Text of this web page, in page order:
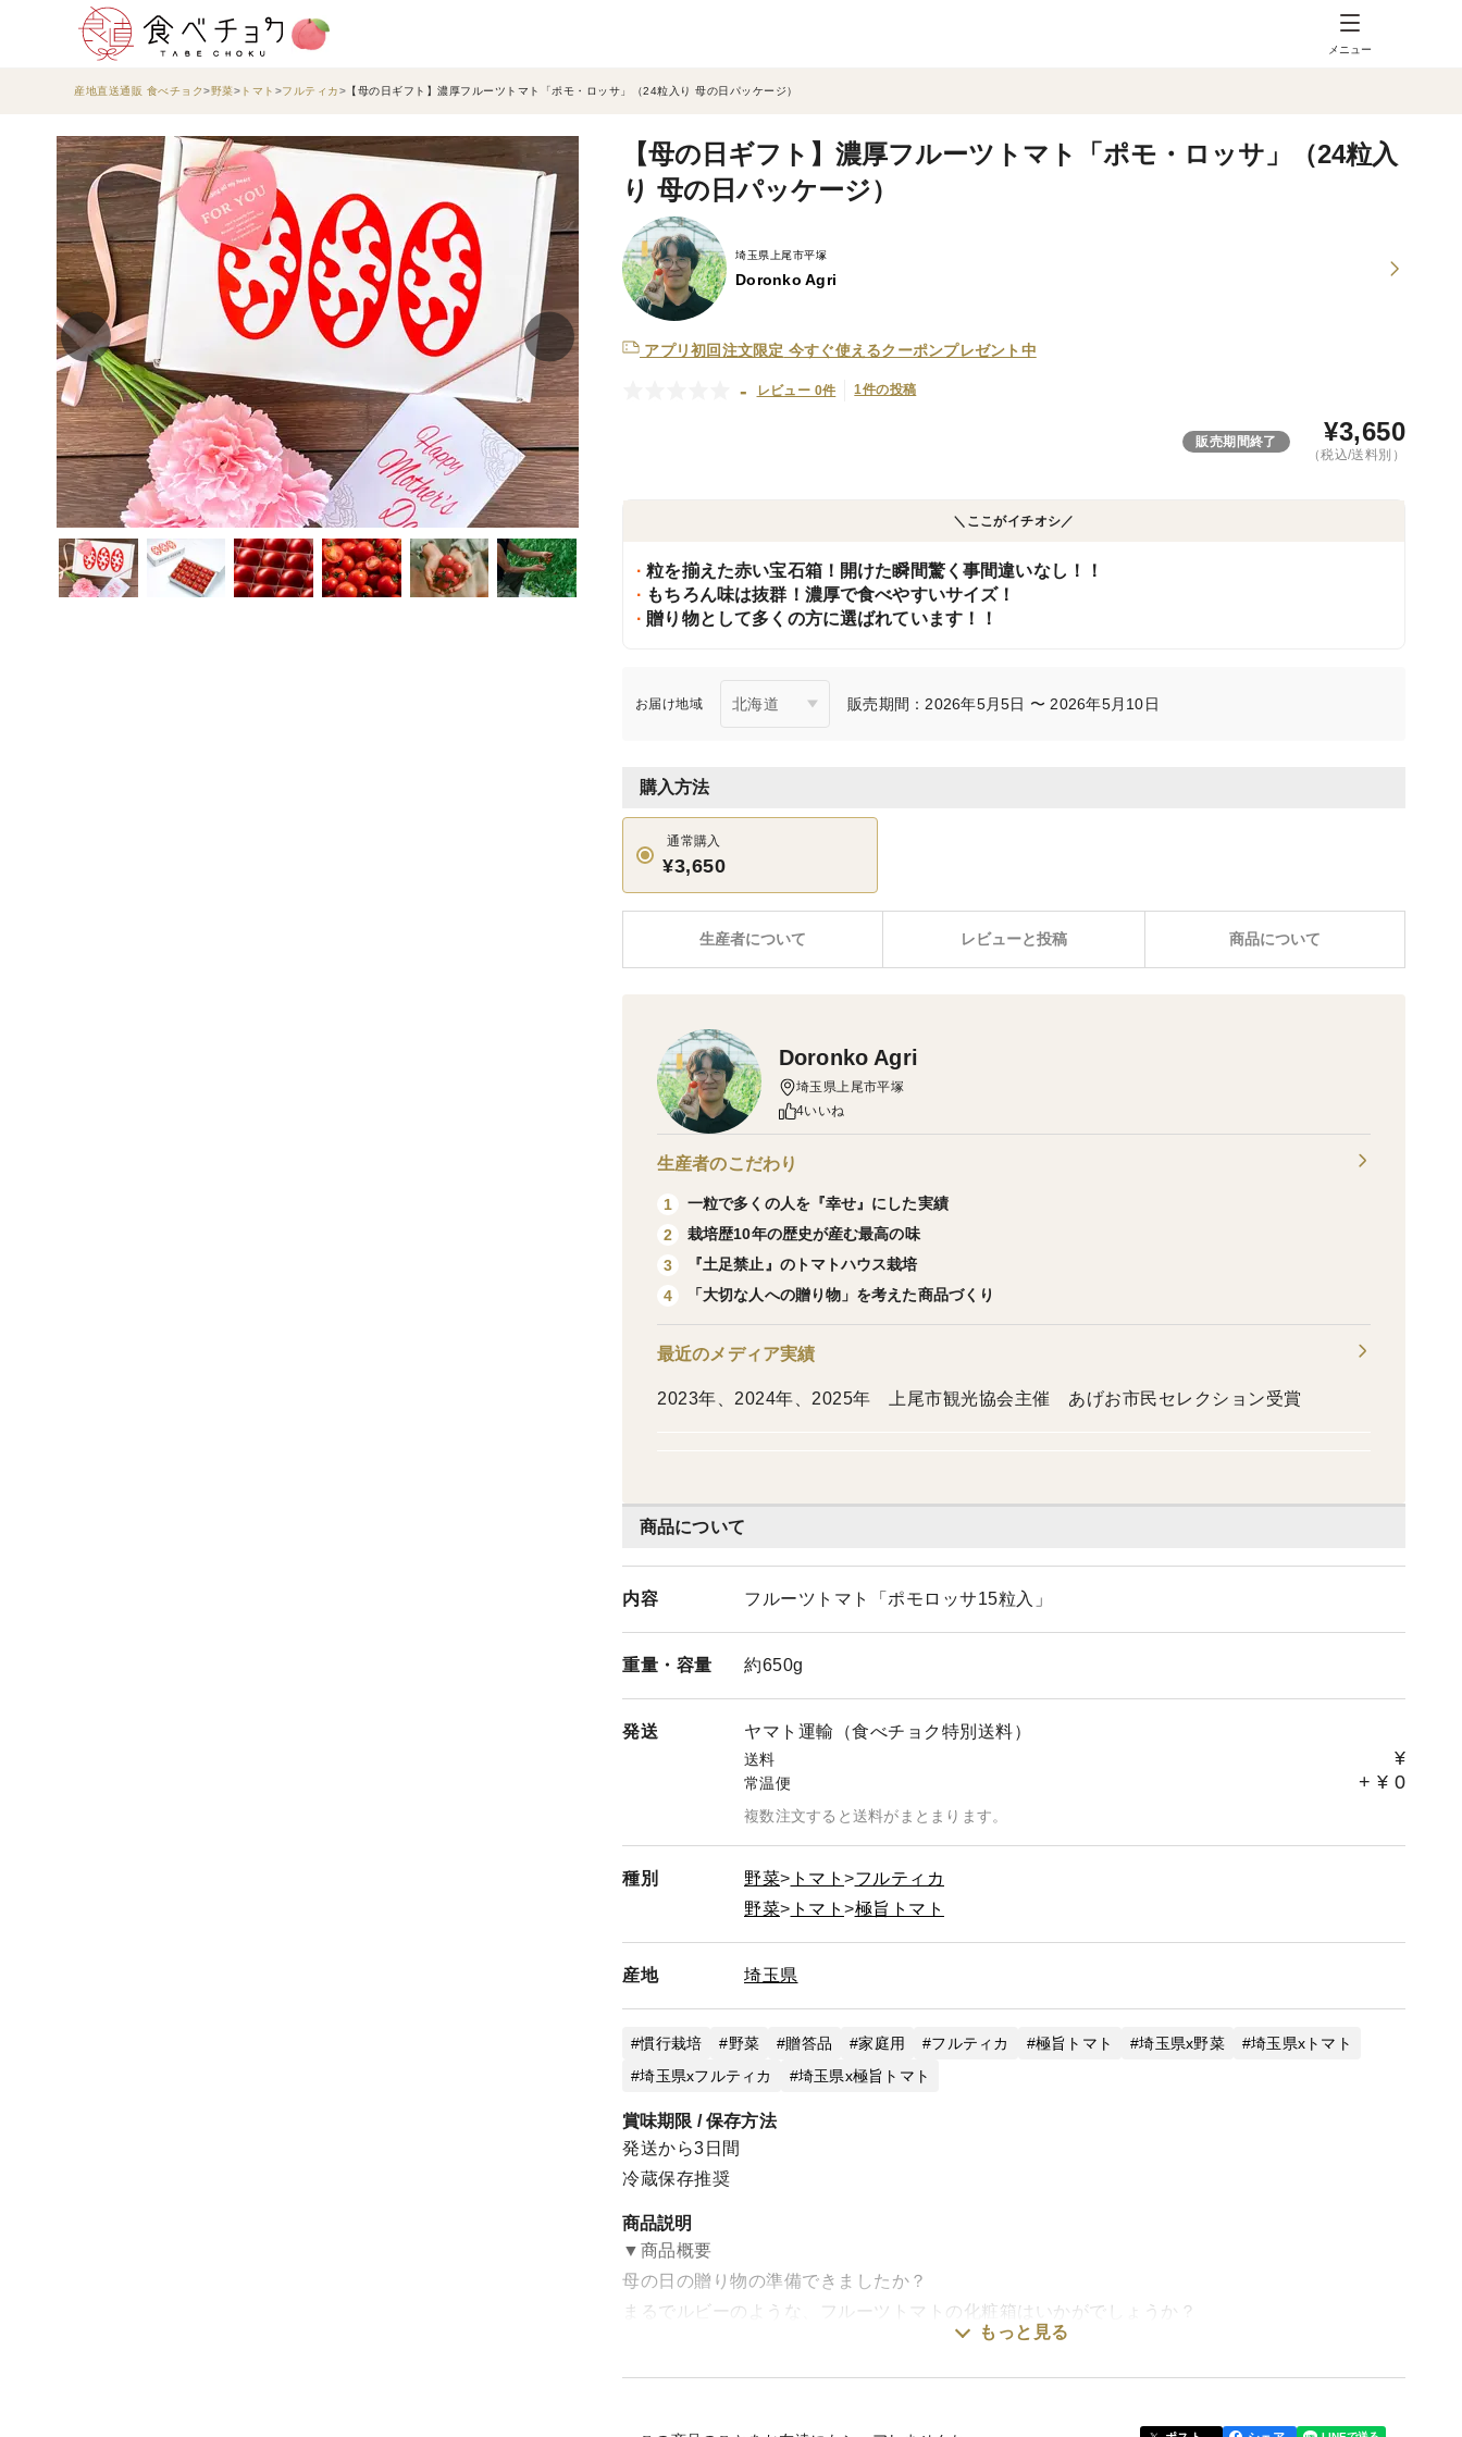
メニュー
産地直送通販 食べチョク 野菜 トマト フルティカ 【母の日ギフト】濃厚フルーツトマト「ポモ・ロッサ」（24粒入り 母の日パッケージ）
【母の日ギフト】濃厚フルーツトマト「ポモ・ロッサ」（24粒入
り 母の日パッケージ）
埼玉県上尾市平塚
Doronko Agri
アプリ初回注文限定 今すぐ使えるクーポンプレゼント中
- レビュー 0件 1件の投稿
販売期間終了 ¥3,650
（税込/送料別）
＼ここがイチオシ／
粒を揃えた赤い宝石箱！開けた瞬間驚く事間違いなし！！
もちろん味は抜群！濃厚で食べやすいサイズ！
贈り物として多くの方に選ばれています！！
お届け地域 販売期間：2026年5月5日 〜 2026年5月10日
購入方法
通常購入
¥3,650
レビューと投稿 商品について
生産者について
商品について
内容 フルーツトマト「ポモロッサ15粒入」
重量・ 容量 約650g
発送 ヤマト運輸（食べチョク特別送料）
送料 ¥
常温便 + ¥ 0
複数注文すると送料がまとまります。
種別 野菜 トマト
フルティカ
野菜
トマト 極旨トマト
産地 埼玉県
慣行栽培 野菜 贈答品 家庭用 フルティカ 極旨トマト 埼玉県x野菜
埼玉県xトマト
埼玉県xフルティカ
埼玉県x極旨トマト
賞味期限 / 保存方法
発送から3日間
冷蔵保存推奨
商品説明
▼商品概要
母の日の贈り物の準備できましたか？
まるでルビーのような、フルーツトマトの化粧箱はいかがでしょうか？
フルーツトマト『ポモ・ロッサ』は、濃厚な甘みと旨みのバランスが魅力。スイーツとは違う“食
もっと見る
Doronko Agri
埼玉県上尾市平塚
4いいね
生産者のこだわり
1
一粒で多くの人を『幸せ』にした実績
2
栽培歴10年の歴史が産む最高の味
3
『土足禁止』のトマトハウス栽培
4
「大切な人への贈り物」を考えた商品づくり
最近のメディア実績
2023年、2024年、2025年 上尾市観光協会主催 あげお市民セレクション受賞